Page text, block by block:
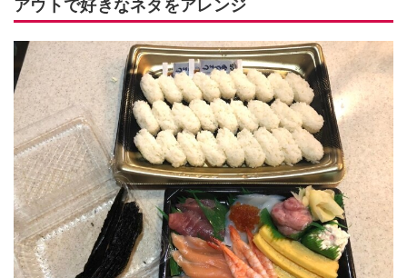
アウトで好きなネタをアレンジ